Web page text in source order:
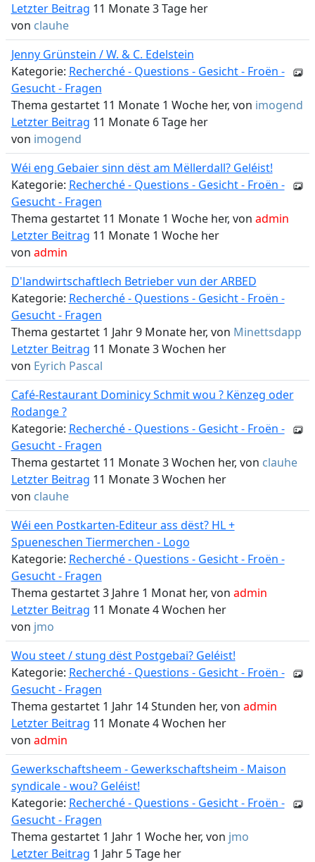
Letzter Beitrag 11 Monate 3 Tage her
von clauhe
Jenny Grünstein / W. & C. Edelstein
Kategorie: Recherché - Questions - Gesicht - Froën -
Gesucht - Fragen
Thema gestartet 11 Monate 1 Woche her, von imogend
Letzter Beitrag 11 Monate 6 Tage her
von imogend
Wéi eng Gebaier sinn dëst am Mëllerdall? Geléist!
Kategorie: Recherché - Questions - Gesicht - Froën -
Gesucht - Fragen
Thema gestartet 11 Monate 1 Woche her, von admin
Letzter Beitrag 11 Monate 1 Woche her
von admin
D'landwirtschaftlech Betrieber vun der ARBED
Kategorie: Recherché - Questions - Gesicht - Froën -
Gesucht - Fragen
Thema gestartet 1 Jahr 9 Monate her, von Minettsdapp
Letzter Beitrag 11 Monate 3 Wochen her
von Eyrich Pascal
Café-Restaurant Dominicy Schmit wou ? Kënzeg oder
Rodange ?
Kategorie: Recherché - Questions - Gesicht - Froën -
Gesucht - Fragen
Thema gestartet 11 Monate 3 Wochen her, von clauhe
Letzter Beitrag 11 Monate 3 Wochen her
von clauhe
Wéi een Postkarten-Editeur ass dëst? HL +
Spueneschen Tiermerchen - Logo
Kategorie: Recherché - Questions - Gesicht - Froën -
Gesucht - Fragen
Thema gestartet 3 Jahre 1 Monat her, von admin
Letzter Beitrag 11 Monate 4 Wochen her
von jmo
Wou steet / stung dëst Postgebai? Geléist!
Kategorie: Recherché - Questions - Gesicht - Froën -
Gesucht - Fragen
Thema gestartet 1 Jahr 14 Stunden her, von admin
Letzter Beitrag 11 Monate 4 Wochen her
von admin
Gewerkschaftsheem - Gewerkschaftsheim - Maison
syndicale - wou? Geléist!
Kategorie: Recherché - Questions - Gesicht - Froën -
Gesucht - Fragen
Thema gestartet 1 Jahr 1 Woche her, von jmo
Letzter Beitrag 1 Jahr 5 Tage her